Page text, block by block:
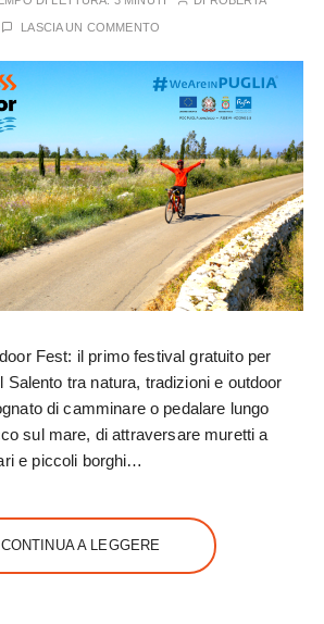
LASCIA UN COMMENTO
Fest: il primo festival gratuito per
Salento tra natura, tradizioni e outdoor
di camminare o pedalare lungo
sul mare, di attraversare muretti a
e piccoli borghi…
CONTINUA A LEGGERE